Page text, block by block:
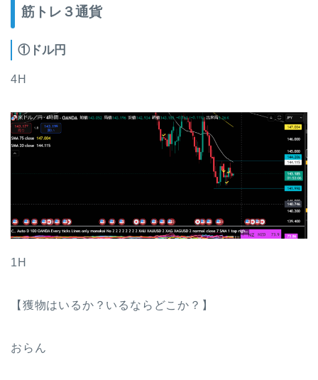
筋トレ３通貨
①ドル円
4H
1H
【獲物はいるか？いるならどこか？】
おらん